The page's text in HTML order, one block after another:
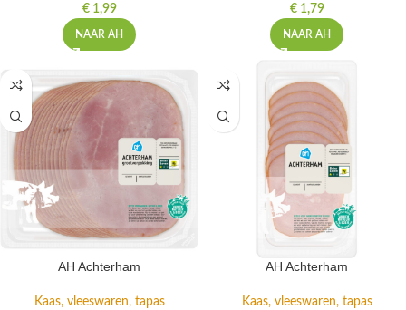
€1,99
NAAR AH
€1,79
NAAR AH
AH Achterham
Kaas, vleeswaren, tapas
AH Achterham
Kaas, vleeswaren, tapas